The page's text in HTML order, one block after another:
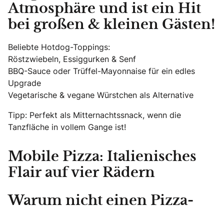
Atmosphäre und ist ein Hit
bei großen & kleinen Gästen!
Beliebte Hotdog-Toppings:
Röstzwiebeln, Essiggurken & Senf
BBQ-Sauce oder Trüffel-Mayonnaise für ein edles
Upgrade
Vegetarische & vegane Würstchen als Alternative
Tipp: Perfekt als Mitternachtssnack, wenn die
Tanzfläche in vollem Gange ist!
Mobile Pizza: Italienisches
Flair auf vier Rädern
Warum nicht einen Pizza-